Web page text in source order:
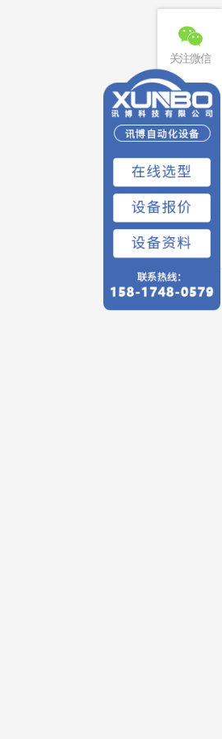
关注微信
联系电话
免费预约
回到顶部